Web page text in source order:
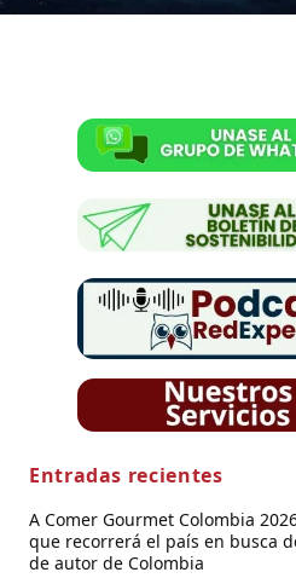
Entradas recientes
A Comer Gourmet Colombia
que recorrerá el país en busca
de autor de Colombia